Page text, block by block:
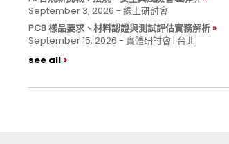
September 3, 2026 - 線上研討會
PCB 樣品要求、材料認證與測試評估實務解析
September 15, 2026 - 實體研討會 | 台北
see all